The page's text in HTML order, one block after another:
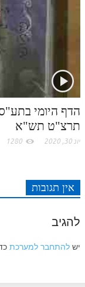
תרצ"ט תש"א
יונ 30, 2020 1280
אין תגובות
להגיב
יש להתחבר למערכת